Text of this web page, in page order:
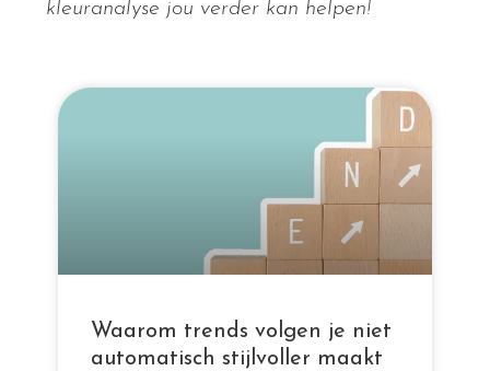
kleuranalyse jou verder kan helpen!
Waarom trends volgen je niet
automatisch stijlvoller maakt
n